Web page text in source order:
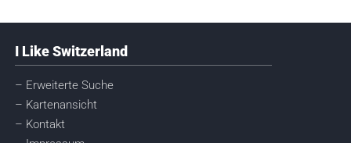
I Like Switzerland
– Erweiterte Suche
– Kartenansicht
– Kontakt